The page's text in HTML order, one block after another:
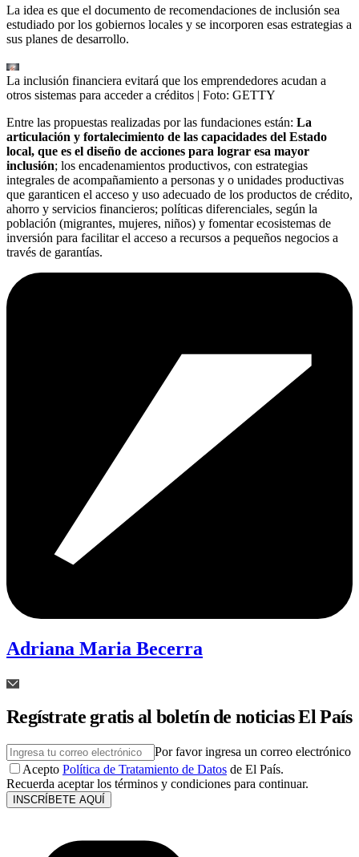
La idea es que el documento de recomendaciones de inclusión sea
estudiado por los gobiernos locales y se incorporen esas estrategias a
sus planes de desarrollo.
La inclusión financiera evitará que los emprendedores acudan a
otros sistemas para acceder a créditos | Foto: GETTY
Entre las propuestas realizadas por las fundaciones están: La
articulación y fortalecimiento de las capacidades del Estado
local, que es el diseño de acciones para lograr esa mayor
inclusión; los encadenamientos productivos, con estrategias
integrales de acompañamiento a personas y o unidades productivas
que garanticen el acceso y uso adecuado de los productos de crédito,
ahorro y servicios financieros; políticas diferenciales, según la
población (migrantes, mujeres, niños) y fomentar ecosistemas de
inversión para facilitar el acceso a recursos a pequeños negocios a
través de garantías.
Adriana Maria Becerra
Regístrate gratis al boletín de noticias El País
Por favor ingresa un correo electrónico
Acepto Política de Tratamiento de Datos de El País.
Recuerda aceptar los términos y condiciones para continuar.
INSCRÍBETE AQUÍ